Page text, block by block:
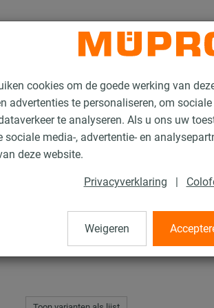
cookies om de goede werking van
advertenties te personaliseren, om
te analyseren. Als u ons uw
sociale media-, advertentie- en
deze website.
Privacyverklaring |
Weigeren
RVS-Installatierails